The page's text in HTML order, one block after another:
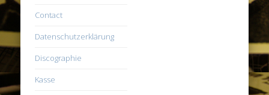
Contact
Datenschutzerklärung
Discographie
Kasse